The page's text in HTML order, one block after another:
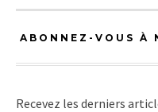
ABONNEZ-VOUS À
Recevez les derniers